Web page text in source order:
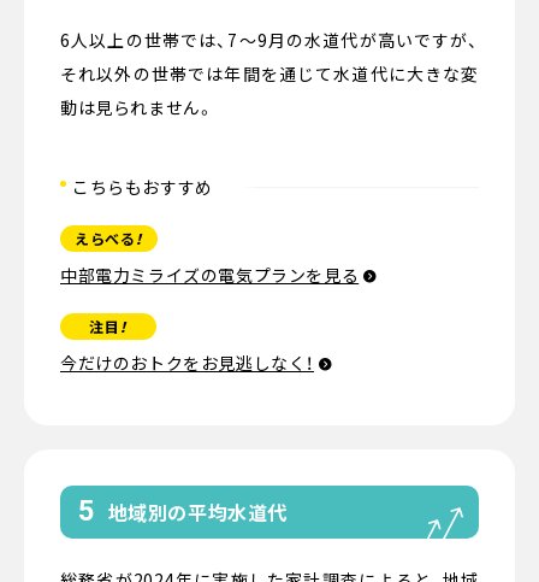
6人以上の世帯では、7〜9月の水道代が高いですが、
それ以外の世帯では年間を通じて水道代に大きな変
動は見られません。
こちらもおすすめ
えらべる！
中部電力ミライズの電気プランを見る
注目 ！
今だけのおトクをお見逃しなく！
5 地域別の平均水道代